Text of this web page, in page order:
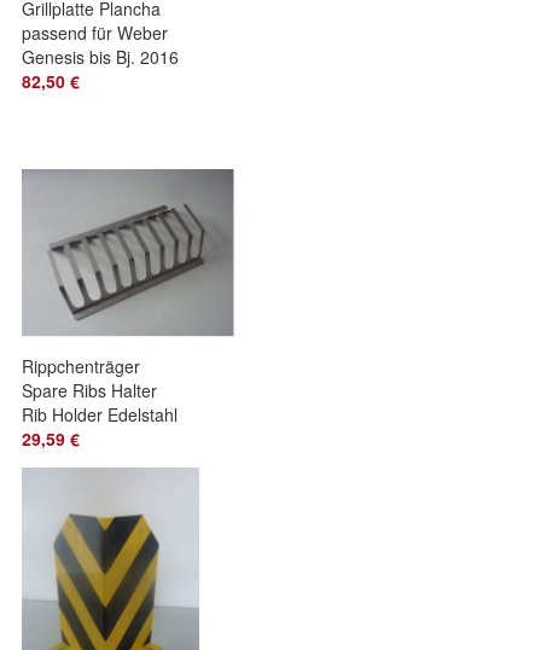
Grillplatte Plancha
passend für Weber
Genesis bis Bj. 2016
82,50 €
Rippchenträger
Spare Ribs Halter
Rib Holder Edelstahl
29,59 €